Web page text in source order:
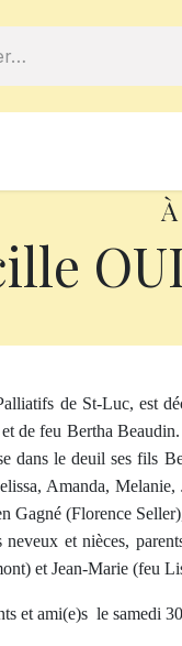
de St-Luc, est
de feu Bertha
dans le deuil ses fils
Amanda,
Gagné (Florence
neveux et nièces,
et Jean-Marie (feu
et ami(e)s le samedi